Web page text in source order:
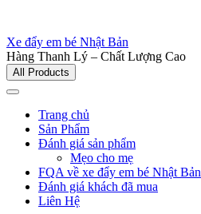
Xe đẩy em bé Nhật Bản
Hàng Thanh Lý – Chất Lượng Cao
All Products
Trang chủ
Sản Phẩm
Đánh giá sản phẩm
Mẹo cho mẹ
FQA về xe đẩy em bé Nhật Bản
Đánh giá khách đã mua
Liên Hệ